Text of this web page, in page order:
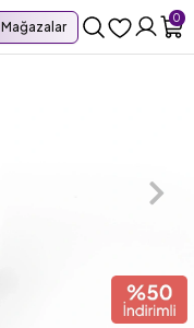
Mağazalar
0